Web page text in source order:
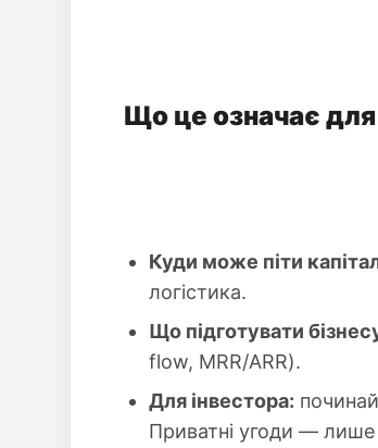
Що це означає
Куди може піти
логістика.
Що підготувати
flow, MRR/ARR).
Для інвестора: починай
Приватні угоди — лише